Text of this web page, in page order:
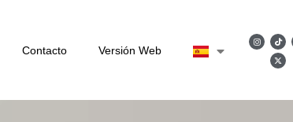
Contacto Versión Web